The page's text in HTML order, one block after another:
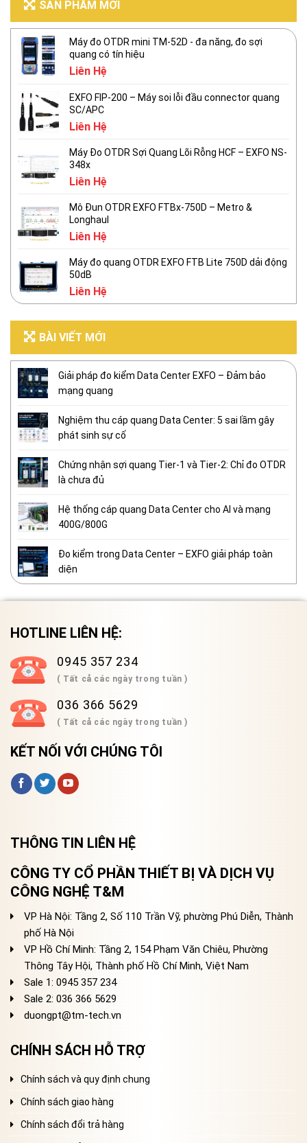
SẢN PHẨM MỚI
Máy đo OTDR mini TM-52D - đa năng, đo sợi
quang có tín hiệu
Liên Hệ
EXFO FIP-200 – Máy soi lỗi đầu connector quang
SC/APC
Liên Hệ
Máy Đo OTDR Sợi Quang Lõi Rỗng HCF – EXFO NS-
348x
Liên Hệ
Mô Đun OTDR EXFO FTBx-750D – Metro &
Longhaul
Liên Hệ
Máy đo quang OTDR EXFO FTB Lite 750D dải động
50dB
Liên Hệ
BÀI VIẾT MỚI
Giải pháp đo kiểm Data Center EXFO – Đảm bảo
mạng quang
Nghiệm thu cáp quang Data Center: 5 sai lầm gây
phát sinh sự cố
Chứng nhận sợi quang Tier-1 và Tier-2: Chỉ đo OTDR
là chưa đủ
Hệ thống cáp quang Data Center cho AI và mạng
400G/800G
Đo kiểm trong Data Center – EXFO giải pháp toàn
diện
HOTLINE LIÊN HỆ:
0945 357 234
( Tất cả các ngày trong tuần )
036 366 5629
( Tất cả các ngày trong tuần )
KẾT NỐI VỚI CHÚNG TÔI
THÔNG TIN LIÊN HỆ
CÔNG TY CỔ PHẦN THIẾT BỊ VÀ DỊCH VỤ
CÔNG NGHỆ T&M
VP Hà Nội: Tầng 2, Số 110 Trần Vỹ, phường Phú Diễn, Thành
phố Hà Nội
VP Hồ Chí Minh: Tầng 2, 154 Phạm Văn Chiêu, Phường
Thông Tây Hội, Thành phố Hồ Chí Minh, Việt Nam
Sale 1: 0945 357 234
Sale 2: 036 366 5629
duongpt@tm-tech.vn
CHÍNH SÁCH HỖ TRỢ
Chính sách và quy định chung
Chính sách giao hàng
Chính sách đổi trả hàng